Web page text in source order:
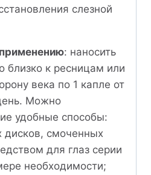
слезной
: наносить
близко к ресницам или
века по 1 капле от
Можно
удобные способы:
дисков, смоченных
для глаз серии
необходимости;